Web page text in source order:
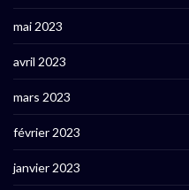
mai 2023
avril 2023
mars 2023
février 2023
janvier 2023